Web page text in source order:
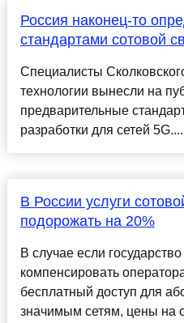
Россия наконец-то
стандартами сотовой
Специалисты
технологии вынесли на
предварительные
разработки для сетей 5G....
В России услуги
подорожать на 20%
В случае если
компенсировать
бесплатный доступ для
значимым сетям, цены на